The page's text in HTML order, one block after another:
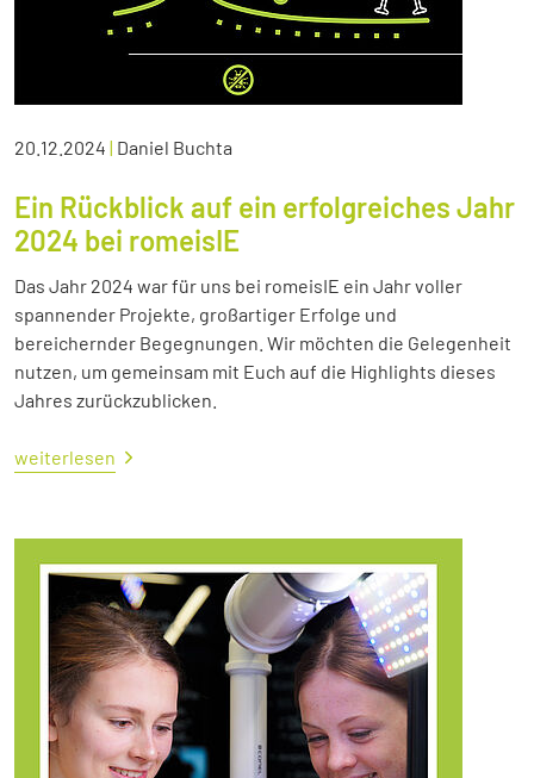
20.12.2024 | Daniel Buchta
Ein Rückblick auf ein erfolgreiches Jahr
2024 bei romeisIE
Das Jahr 2024 war für uns bei romeisIE ein Jahr voller
spannender Projekte, großartiger Erfolge und
bereichernder Begegnungen. Wir möchten die Gelegenheit
nutzen, um gemeinsam mit Euch auf die Highlights dieses
Jahres zurückzublicken.
weiterlesen